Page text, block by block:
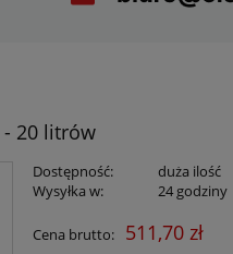
- 20 litrów
Dostępność:
duża ilość
Wysyłka w:
24 godziny
Cena brutto: 511,70 zł